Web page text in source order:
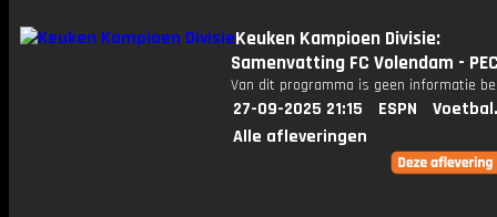
Keuken Kampioen Divisie:
Samenvatting FC Volendam -
Van dit programma is geen informatie
27-09-2025 21:15 ESPN
Alle afleveringen